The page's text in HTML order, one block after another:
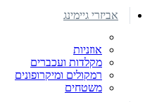
אביזרי גיימינג
אוזניות
מקלדות ועכברים
רמקולים ומיקרופונים
משטחים